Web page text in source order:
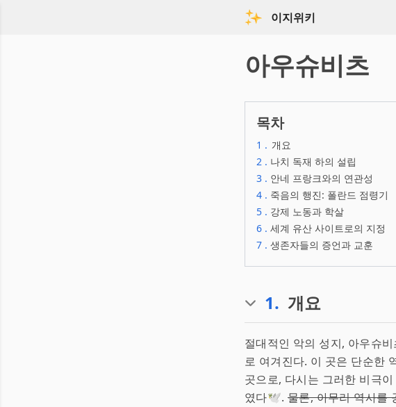
이지위키
아우슈비츠
목차
1 . 개요
2 . 나치 독재 하의 설립
3 . 안네 프랑크와의 연관성
4 . 죽음의 행진: 폴란드 점령기
5 . 강제 노동과 학살
6 . 세계 유산 사이트로의 지정
7 . 생존자들의 증언과 교훈
1. 개요
절대적인 악의 성지, 아우슈
로 여겨진다. 이 곳은 단순한
곳으로, 다시는 그러한 비극
였다🕊️. 물론, 아무리 역사를